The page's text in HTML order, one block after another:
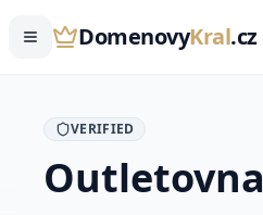
DomenovyKral.cz
VERIFIED
Outletovna